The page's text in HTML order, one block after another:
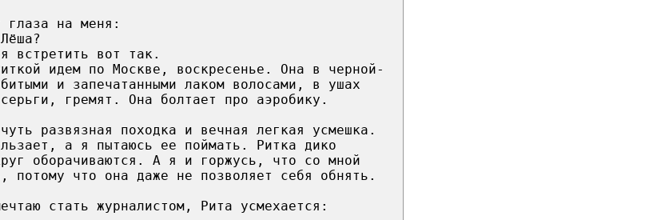
глаза на меня:
встретить вот так.
идем по Москве, воскресенье. Она в черной-
и запечатанными лаком волосами, в ушах
серьги, гремят. Она болтает про аэробику.
развязная походка и вечная легкая усмешка.
а я пытаюсь ее поймать. Ритка дико
оборачиваются. А я и горжусь, что со мной
потому что она даже не позволяет себя обнять.
стать журналистом, Рита усмехается: